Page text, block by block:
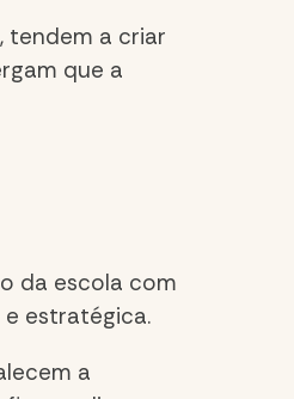
tendem a criar
que a
da escola com
estratégica.
a